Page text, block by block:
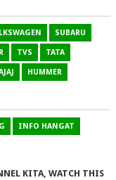
SUBARU
TVS TATA
HUMMER
INFO HANGAT
KITA, WATCH THIS